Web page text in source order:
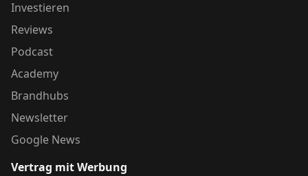
Investieren
Reviews
Podcast
Academy
Brandhubs
Newsletter
Google News
Vertrag mit Werbung